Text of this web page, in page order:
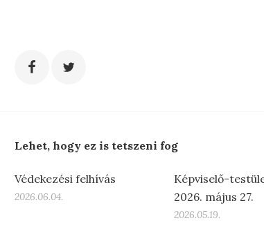
Lehet, hogy ez is tetszeni fog
Védekezési felhívás
2026.06.04.
Képviselő-
2026. május 27.
2026.05.19.